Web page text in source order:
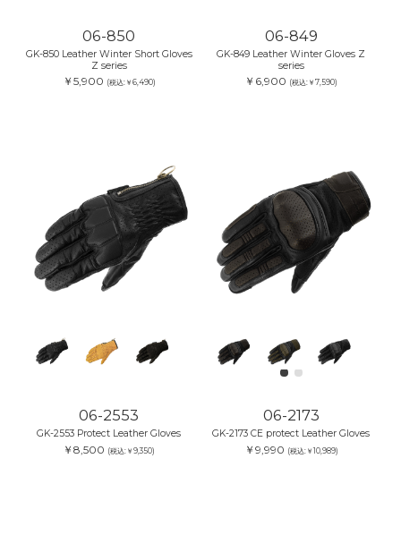
06-850
GK-850 Leather Winter Short Gloves
Z series
￥5,900 (税込:￥6,490)
06-849
GK-849 Leather Winter Gloves Z
series
￥6,900 (税込:￥7,590)
06-2553
GK-2553 Protect Leather Gloves
￥8,500 (税込:￥9,350)
06-2173
GK-2173 CE protect Leather Gloves
￥9,990 (税込:￥10,989)